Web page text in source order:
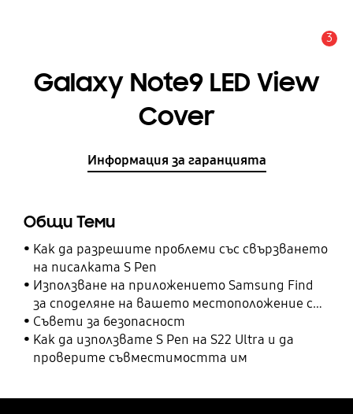
3
Galaxy Note9 LED View
Cover
Информация за гаранцията
Общи Теми
Как да разрешите проблеми със свързването
на писалката S Pen
Използване на приложението Samsung Find
за споделяне на вашето местоположение с
вашите приятели, дете, семейство и други
контакти
Съвети за безопасност
Как да използвате S Pen на S22 Ultra и да
проверите съвместимостта им